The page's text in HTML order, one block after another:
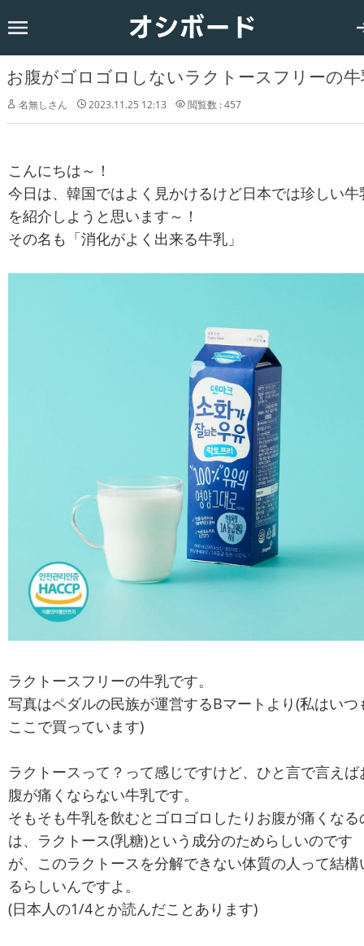
オシボード
お腹がゴロゴロしないラクトースフリーの
名無しさん 2023.11.25 12:13 閲覧数 : 457
こんにちは～！
今日は、韓国ではよく見かけるけど日本では珍しい牛
を紹介しようと思います～！
その名も「消化がよく出来る牛乳」
ラクトースフリーの牛乳です。
写真はペダルの民族が運営するBマートより(私はいつ
ここで買っています)
ラクトースって？って感じですけど、ひと言で言えば
腹が痛くならない牛乳です。
そもそも牛乳を飲むとゴロゴロしたりお腹が痛くなる
は、ラクトース(乳糖)という成分のためらしいのです
が、このラクトースを分解できない体質の人って結構
るらしいんですよ。
(日本人の1/4とか読んだことあります)
韓国
恋愛
お知らせ